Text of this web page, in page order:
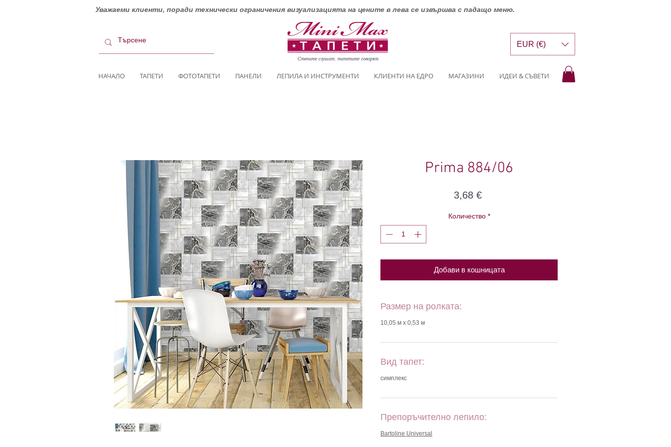
Уважаеми клиенти, поради технически ограничения визуализацията на цените в лева се извършва с падащо меню.
Стените слушат, тапетите говорят
НАЧАЛО ТАПЕТИ ФОТОТАПЕТИ ПАНЕЛИ ЛЕПИЛА И ИНСТРУМЕНТИ КЛИЕНТИ НА ЕДРО МАГАЗИНИ ИДЕИ & СЪВЕТИ
EUR (€)
Prima 884/06
3,68 €Цена
Количество *
Добави в кошницата
Размер на ролката:
10,05 м х 0,53 м
Вид тапет:
симплекс
Препоръчително лепило:
Bartoline Universal